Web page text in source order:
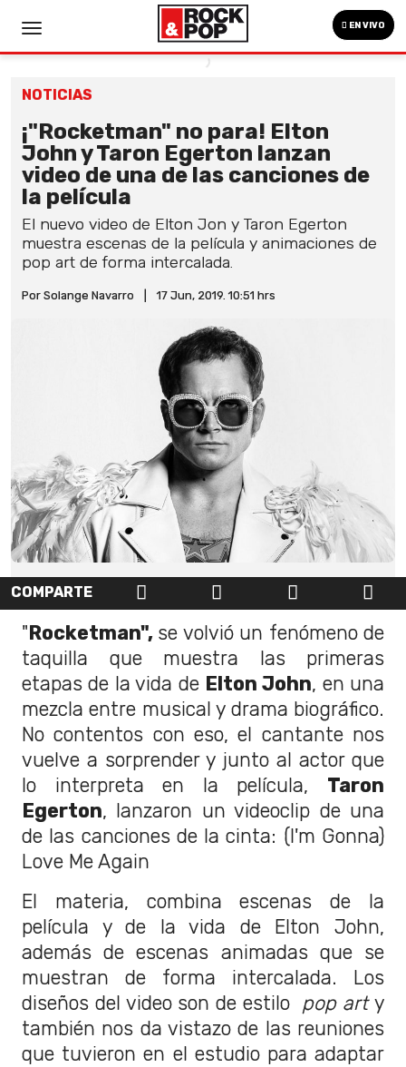
EN VIVO
NOTICIAS
¡"Rocketman" no para! Elton
John y Taron Egerton lanzan
video de una de las canciones de
la película
El nuevo video de Elton Jon y Taron Egerton
muestra escenas de la película y animaciones de
pop art de forma intercalada.
Por Solange Navarro 17 Jun, 2019. 10:51 hrs
COMPARTE
" Rocketman", se volvió un fenómeno de
taquilla que muestra las primeras
etapas de la vida de Elton John, en una
mezcla entre musical y drama biográfico.
No contentos con eso, el cantante nos
vuelve a sorprender y junto al actor que
lo interpreta en la película, Taron
Egerton, lanzaron un videoclip de una
de las canciones de la cinta: (I'm Gonna)
Love Me Again
El materia, combina escenas de la
película y de la vida de Elton John,
además de escenas animadas que se
muestran de forma intercalada. Los
diseños del video son de estilo pop arty
también nos da vistazo de las reuniones
que tuvieron en el estudio para adaptar